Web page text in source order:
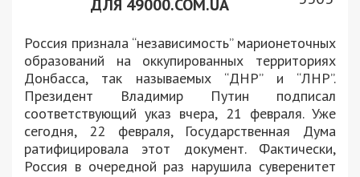
ДЛЯ 49000.COM.UA
Россия признала “независимость” марионеточных
образований на оккупированных территориях
Донбасса, так называемых “ДНР” и “ЛНР”.
Президент Владимир Путин подписал
соответствующий указ вчера, 21 февраля. Уже
сегодня, 22 февраля, Государственная Дума
ратифицировала этот документ. Фактически,
Россия в очередной раз нарушила суверенитет